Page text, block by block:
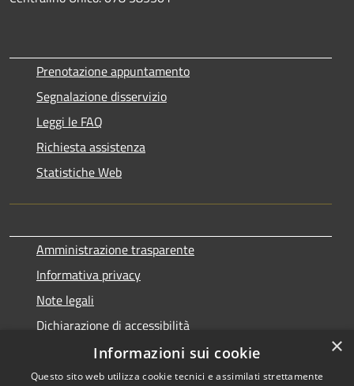
Prenotazione appuntamento
Segnalazione disservizio
Leggi le FAQ
Richiesta assistenza
Statistiche Web
Amministrazione trasparente
Informativa privacy
Note legali
Dichiarazione di accessibilità
×
Informazioni sui cookie
Questo sito web utilizza cookie tecnici e assimilati strettamente